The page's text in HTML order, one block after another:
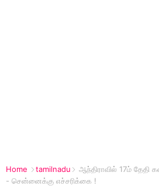
Home tamilnadu
ஆந்திராவில் 17ம் தேதி
- சென்னைக்கு எச்சரிக்கை !